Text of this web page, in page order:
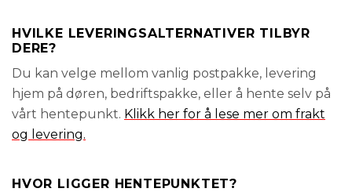
HVILKE LEVERINGSALTERNATIVER TILBYR
DERE?
Du kan velge mellom vanlig postpakke, levering
hjem på døren, bedriftspakke, eller å hente selv på
vårt hentepunkt. Klikk her for å lese mer om frakt
og levering.
HVOR LIGGER HENTEPUNKTET?